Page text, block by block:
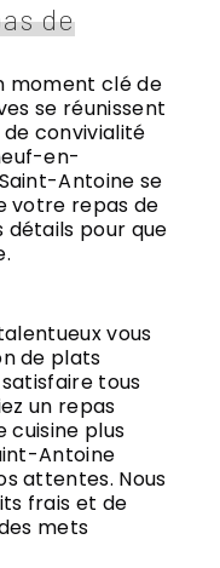
de
moment clé de
se réunissent
convivialité
en-
Antoine se
votre repas de
détails pour que
vous
de plats
tous
un repas
cuisine plus
Antoine
attentes. Nous
frais et de
mets